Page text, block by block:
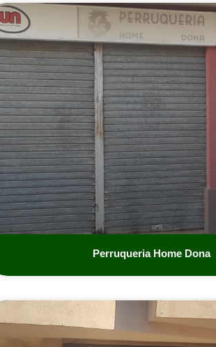
Perruqueria Home Dona